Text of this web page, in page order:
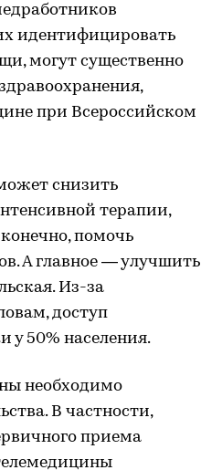
идентифицировать
могут существенно
при Всероссийском
снизить
терапии,
помочь
А главное — улучшить
Из-за
доступ
у 50% населения.
необходимо
В частности,
приема